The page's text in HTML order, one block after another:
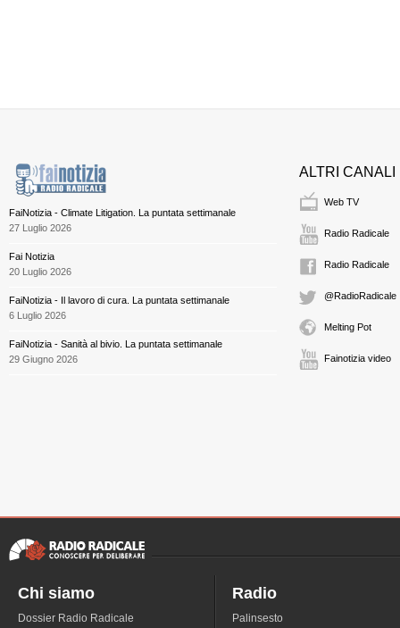
FaiNotizia - Climate Litigation. La puntata settimanale
27 Luglio 2026
Fai Notizia
20 Luglio 2026
FaiNotizia - Il lavoro di cura. La puntata settimanale
6 Luglio 2026
FaiNotizia - Sanità al bivio. La puntata settimanale
29 Giugno 2026
ALTRI CANALI
Web TV
Radio Radicale
Radio Radicale
@RadioRadicale
Melting Pot
Fainotizia video
Chi siamo
Dossier Radio Radicale
Radio
Palinsesto